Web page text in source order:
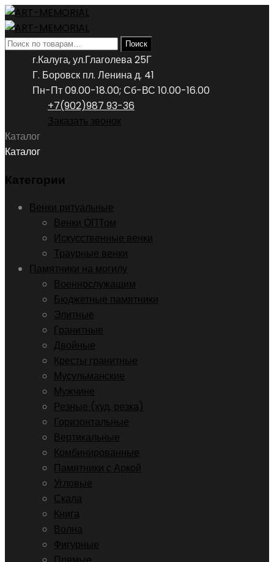
Искать: Поиск
г.Калуга, ул.Глаголева 25Г
Г. Боровск пл. Ленина д. 41
Пн-Пт 09.00-18.00; Сб-ВС 10.00-16.00
+7(902)987 93-36
Заказать звонок
Каталог
Каталог
Категории
Венки ритуальные
Венки ОПТом
Искусственные венки
Траурные венки
Памятники на могилу
Военнослужащим
Бюджетные памятники
Элитные
Гранитные
Двойные
Кресты гранитные
Мусульманские
Мужчине
Резные (худ. резка)
Горизонтальные
Вертикальные
Комбинированные
Памятники с Аркой
Угловые
Скала
Книга
Волна
Фигурные